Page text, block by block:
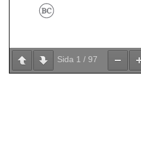
Sida 1 / 97